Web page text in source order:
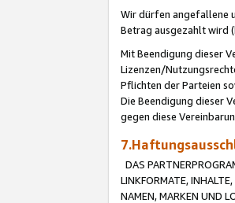
Wir dürfen angefallene
Betrag ausgezahlt wird
Mit Beendigung dieser
Lizenzen/
Pflichten der Parteien
Die Beendigung dieser
gegen diese
DAS
LINKFORMATE,
NAMEN, MARKEN UND